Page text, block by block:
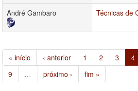
André Gambaro Técnicas de
« início ‹ anterior 1 2 3 4
9
… próximo › fim »